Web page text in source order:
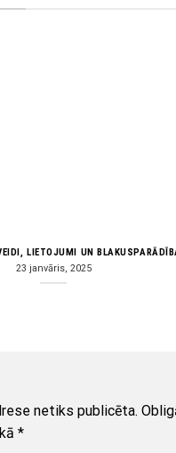
LIETOJUMI UN
23 janvāris, 2025
netiks publicēta.
*